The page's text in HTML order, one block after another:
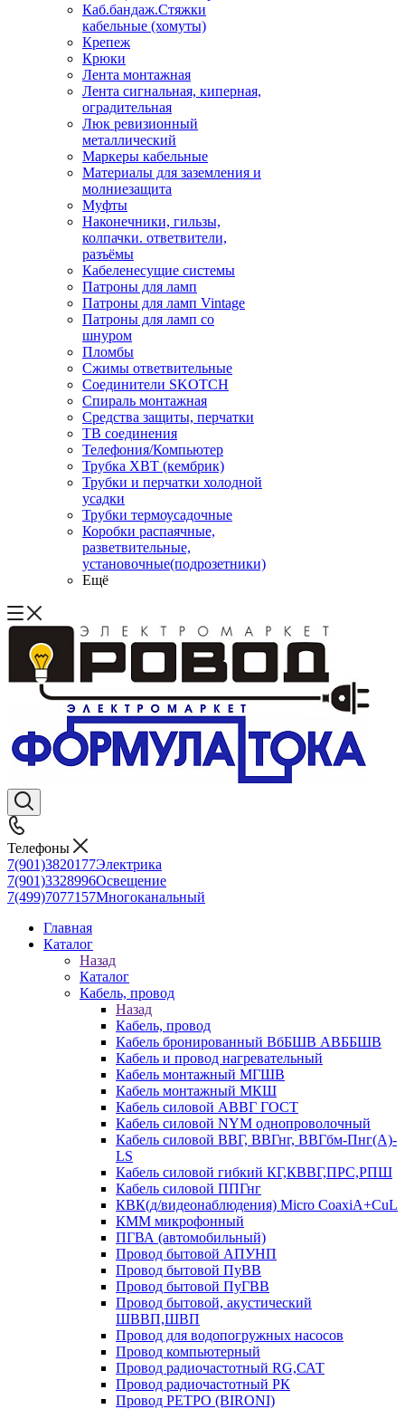
Каб.бандаж.Стяжки
кабельные (хомуты)
Крепеж
Крюки
Лента монтажная
Лента сигнальная, киперная,
оградительная
Люк ревизионный
металлический
Маркеры кабельные
Материалы для заземления и
молниезащита
Муфты
Наконечники, гильзы,
колпачки. ответвители,
разъёмы
Кабеленесущие системы
Патроны для ламп
Патроны для ламп Vintage
Патроны для ламп со
шнуром
Пломбы
Сжимы ответвительные
Соединители SKOTCH
Спираль монтажная
Средства защиты, перчатки
ТВ соединения
Телефония/Компьютер
Трубка ХВТ (кембрик)
Трубки и перчатки холодной
усадки
Трубки термоусадочные
Коробки распаячные,
разветвительные,
установочные(подрозетники)
Ещё
Телефоны
7(901)3820177Электрика
7(901)3328996Освещение
7(499)7077157Многоканальный
Главная
Каталог
Назад
Каталог
Кабель, провод
Назад
Кабель, провод
Кабель бронированный ВбБШВ АВББШВ
Кабель и провод нагревательный
Кабель монтажный МГШВ
Кабель монтажный МКШ
Кабель силовой АВВГ ГОСТ
Кабель силовой NYM однопроволочный
Кабель силовой ВВГ, ВВГнг, ВВГбм-Пнг(А)-
LS
Кабель силовой гибкий КГ,КВВГ,ПРС,РПШ
Кабель силовой ППГнг
КВК(д/видеонаблюдения) Micro CoaxiA+CuL
КММ микрофонный
ПГВА (автомобильный)
Провод бытовой АПУНП
Провод бытовой ПуВВ
Провод бытовой ПуГВВ
Провод бытовой, акустический
ШВВП,ШВП
Провод для водопогружных насосов
Провод компьютерный
Провод радиочастотный RG,САТ
Провод радиочастотный РК
Провод РЕТРО (BIRONI)